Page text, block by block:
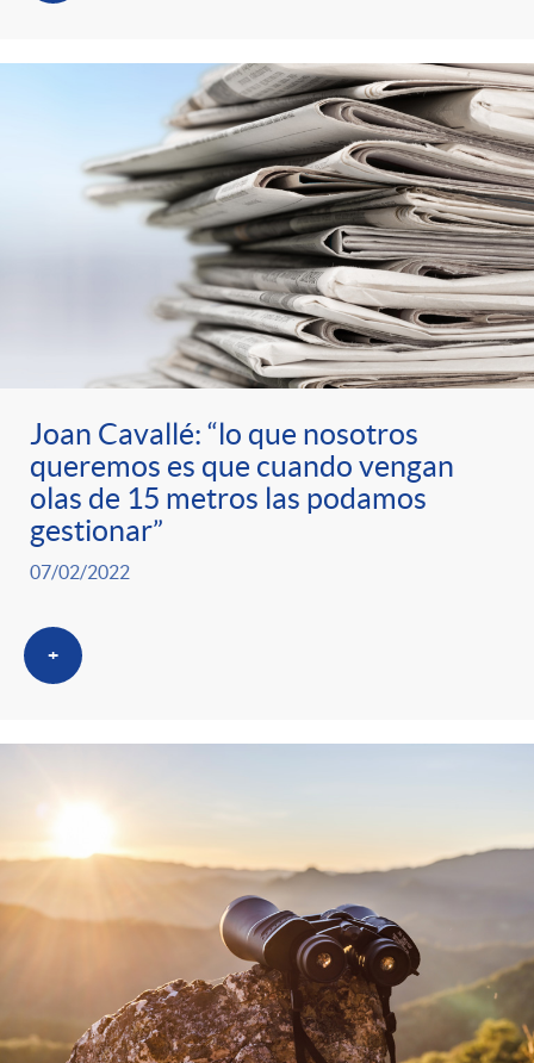
Joan Cavallé: “lo que nosotros
queremos es que cuando vengan
olas de 15 metros las podamos
gestionar”
07/02/2022
+